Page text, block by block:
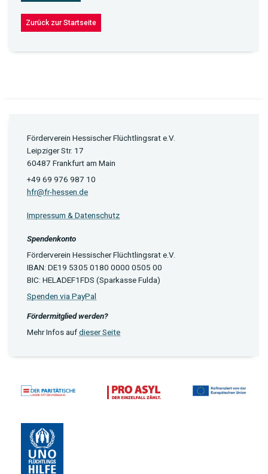
Zurück zur Startseite
Förderverein Hessischer Flüchtlingsrat e.V.
Leipziger Str. 17
60487 Frankfurt am Main
+49 69 976 987 10
hfr@fr-hessen.de
Impressum & Datenschutz
Spendenkonto
Förderverein Hessischer Flüchtlingsrat e.V.
IBAN: DE19 5305 0180 0000 0505 00
BIC: HELADEF1FDS (Sparkasse Fulda)
Spenden via PayPal
Fördermitglied werden?
Mehr Infos aufdieser Seite